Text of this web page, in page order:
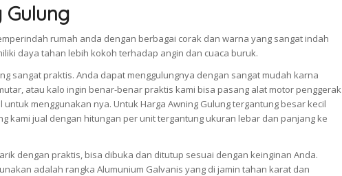
Gulung
rumah anda dengan berbagai corak dan warna yang sangat indah
daya tahan lebih kokoh terhadap angin dan cuaca buruk.
sangat praktis. Anda dapat menggulungnya dengan sangat mudah karna
atau kalo ingin benar-benar praktis kami bisa pasang alat motor penggerak
untuk menggunakan nya. Untuk Harga Awning Gulung tergantung besar kecil
kami jual dengan hitungan per unit tergantung ukuran lebar dan panjang ke
dengan praktis, bisa dibuka dan ditutup sesuai dengan keinginan Anda.
adalah rangka Alumunium Galvanis yang di jamin tahan karat dan